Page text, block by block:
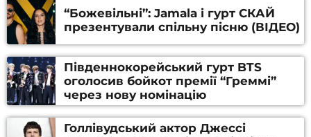
“Божевільні”: Jamala і гурт СКАЙ
презентували спільну пісню (ВІДЕО)
Південнокорейський гурт BTS
оголосив бойкот премії “Греммі”
через нову номінацію
Голлівудський актор Джессі